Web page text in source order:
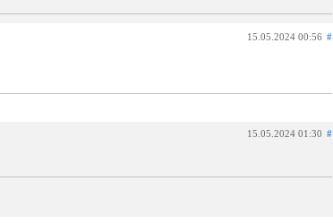
15.05.2024 00:56 #
15.05.2024 01:30 #